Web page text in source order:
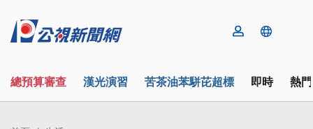
總預算審查 漢光演習 苦茶油苯駢芘超標 即時 熱